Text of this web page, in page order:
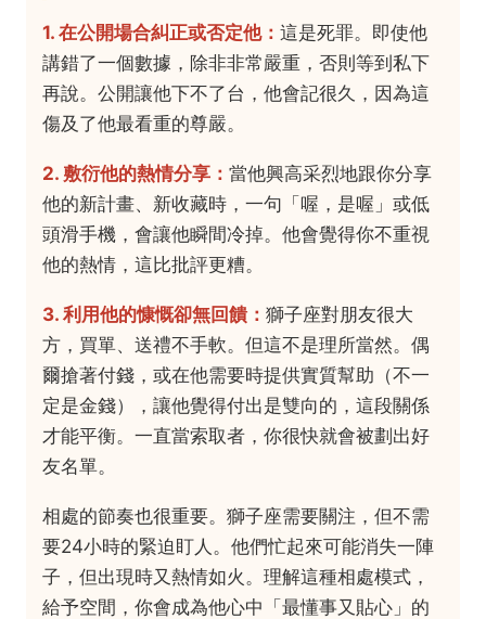
1. 在公開場合糾正或否定他： 這是死罪。即使他
講錯了一個數據，除非非常嚴重，否則等到私下
再說。公開讓他下不了台，他會記很久，因為這
傷及了他最看重的尊嚴。
2. 敷衍他的熱情分享： 當他興高采烈地跟你分享
他的新計畫、新收藏時，一句「喔，是喔」或低
頭滑手機，會讓他瞬間冷掉。他會覺得你不重視
他的熱情，這比批評更糟。
3. 利用他的慷慨卻無回饋： 獅子座對朋友很大
方，買單、送禮不手軟。但這不是理所當然。偶
爾搶著付錢，或在他需要時提供實質幫助（不一
定是金錢），讓他覺得付出是雙向的，這段關係
才能平衡。一直當索取者，你很快就會被劃出好
友名單。
相處的節奏也很重要。獅子座需要關注，但不需
要24小時的緊迫盯人。他們忙起來可能消失一陣
子，但出現時又熱情如火。理解這種相處模式，
給予空間，你會成為他心中「最懂事又貼心」的